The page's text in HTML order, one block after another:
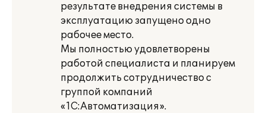
результате внедрения системы в
эксплуатацию запущено одно
рабочее место.
Мы полностью удовлетворены
работой специалиста и планируем
продолжить сотрудничество с
группой компаний
«1С:Автоматизация».